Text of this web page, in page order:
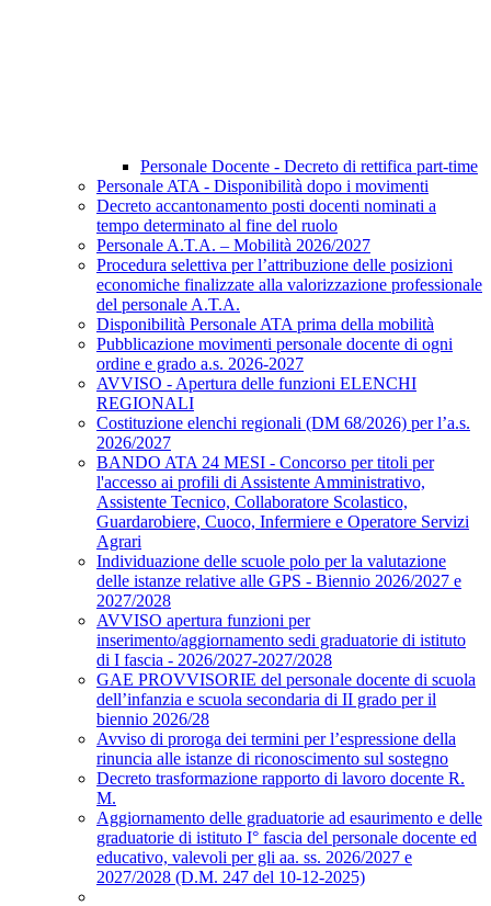
Personale Docente - Decreto di rettifica part-time
Personale ATA - Disponibilità dopo i movimenti
Decreto accantonamento posti docenti nominati a
tempo determinato al fine del ruolo
Personale A.T.A. – Mobilità 2026/2027
Procedura selettiva per l’attribuzione delle posizioni
economiche finalizzate alla valorizzazione professionale
del personale A.T.A.
Disponibilità Personale ATA prima della mobilità
Pubblicazione movimenti personale docente di ogni
ordine e grado a.s. 2026-2027
AVVISO - Apertura delle funzioni ELENCHI
REGIONALI
Costituzione elenchi regionali (DM 68/2026) per l’a.s.
2026/2027
BANDO ATA 24 MESI - Concorso per titoli per
l'accesso ai profili di Assistente Amministrativo,
Assistente Tecnico, Collaboratore Scolastico,
Guardarobiere, Cuoco, Infermiere e Operatore Servizi
Agrari
Individuazione delle scuole polo per la valutazione
delle istanze relative alle GPS - Biennio 2026/2027 e
2027/2028
AVVISO apertura funzioni per
inserimento/aggiornamento sedi graduatorie di istituto
di I fascia - 2026/2027-2027/2028
GAE PROVVISORIE del personale docente di scuola
dell’infanzia e scuola secondaria di II grado per il
biennio 2026/28
Avviso di proroga dei termini per l’espressione della
rinuncia alle istanze di riconoscimento sul sostegno
Decreto trasformazione rapporto di lavoro docente R.
M.
Aggiornamento delle graduatorie ad esaurimento e delle
graduatorie di istituto I° fascia del personale docente ed
educativo, valevoli per gli aa. ss. 2026/2027 e
2027/2028 (D.M. 247 del 10-12-2025)